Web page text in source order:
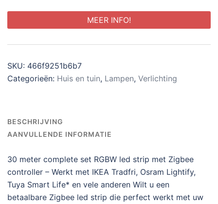
MEER INFO!
SKU: 466f9251b6b7
Categorieën: Huis en tuin, Lampen, Verlichting
BESCHRIJVING
AANVULLENDE INFORMATIE
30 meter complete set RGBW led strip met Zigbee
controller – Werkt met IKEA Tradfri, Osram Lightify,
Tuya Smart Life* en vele anderen Wilt u een
betaalbare Zigbee led strip die perfect werkt met uw